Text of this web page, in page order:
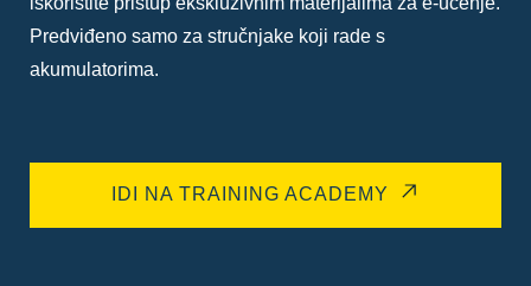
Predviđeno samo za stručnjake koji rade s
akumulatorima.
IDI NA TRAINING ACADEMY